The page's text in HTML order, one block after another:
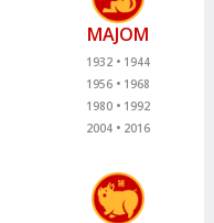
MAJOM
1932
1944
1956
1968
1980
1992
2004
2016